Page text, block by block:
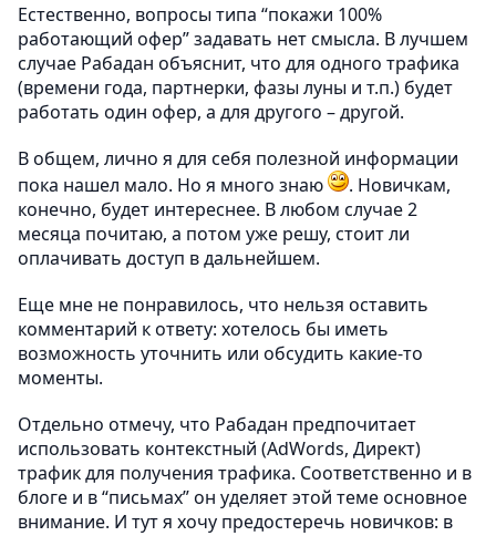
Естественно, вопросы типа “покажи 100%
работающий офер” задавать нет смысла. В лучшем
случае Рабадан объяснит, что для одного трафика
(времени года, партнерки, фазы луны и т.п.) будет
работать один офер, а для другого – другой.
В общем, лично я для себя полезной информации
пока нашел мало. Но я много знаю
. Новичкам,
конечно, будет интереснее. В любом случае 2
месяца почитаю, а потом уже решу, стоит ли
оплачивать доступ в дальнейшем.
Еще мне не понравилось, что нельзя оставить
комментарий к ответу: хотелось бы иметь
возможность уточнить или обсудить какие-то
моменты.
Отдельно отмечу, что Рабадан предпочитает
использовать контекстный (AdWords, Директ)
трафик для получения трафика. Соответственно и в
блоге и в “письмах” он уделяет этой теме основное
внимание. И тут я хочу предостеречь новичков: в